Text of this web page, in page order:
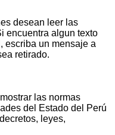
desean leer las
encuentra algun texto
escriba un mensaje a
retirado.
las normas
del Estado del Perú
leyes,